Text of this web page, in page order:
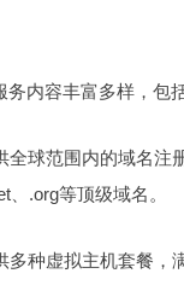
务内容丰富多样，包
全球范围内的域名注
.org等顶级域名。
多种虚拟主机套餐，